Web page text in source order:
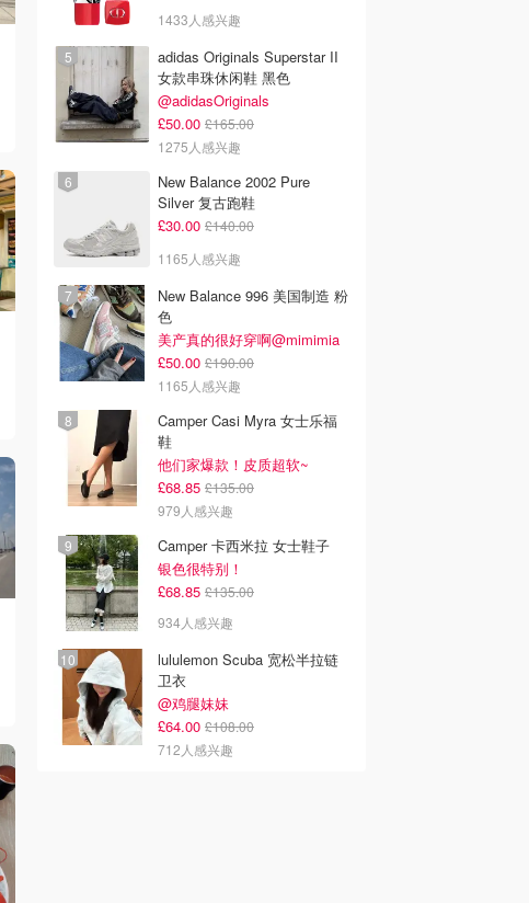
1433人感兴趣
adidas Originals Superstar II
女款串珠休闲鞋 黑色
@adidasOriginals
£50.00 £165.00
1275人感兴趣
New Balance 2002 Pure
Silver 复古跑鞋
£30.00 £140.00
1165人感兴趣
New Balance 996 美国制造 粉
色
美产真的很好穿啊@mimimia
£50.00 £190.00
1165人感兴趣
Camper Casi Myra 女士乐福
鞋
他们家爆款！皮质超软~
£68.85 £135.00
979人感兴趣
Camper 卡西米拉 女士鞋子
银色很特别！
£68.85 £135.00
934人感兴趣
lululemon Scuba 宽松半拉链
卫衣
@鸡腿妹妹
£64.00 £108.00
712人感兴趣